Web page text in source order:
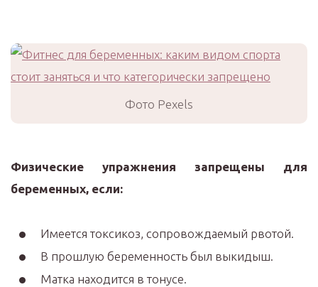
Фото Pexels
Физические упражнения запрещены для
беременных, если:
Имеется токсикоз, сопровождаемый рвотой.
В прошлую беременность был выкидыш.
Матка находится в тонусе.